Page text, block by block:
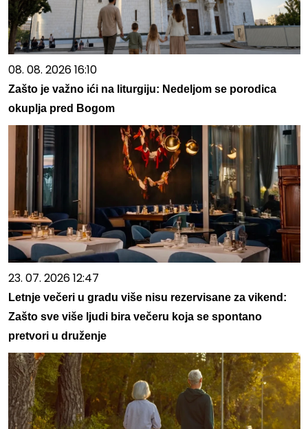
08. 08. 2026 16:10
Zašto je važno ići na liturgiju: Nedeljom se porodica
okuplja pred Bogom
23. 07. 2026 12:47
Letnje večeri u gradu više nisu rezervisane za vikend:
Zašto sve više ljudi bira večeru koja se spontano
pretvori u druženje